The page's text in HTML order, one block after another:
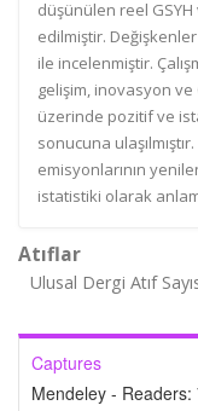
düşünülen reel
edilmiştir. Değişkenler
ile incelenmiştir.
gelişim, inovasyon
üzerinde pozitif ve
sonucuna
emisyonlarının
istatistiki olarak
Atıflar
Ulusal Dergi Atıf
Captures
Mendeley - Readers: